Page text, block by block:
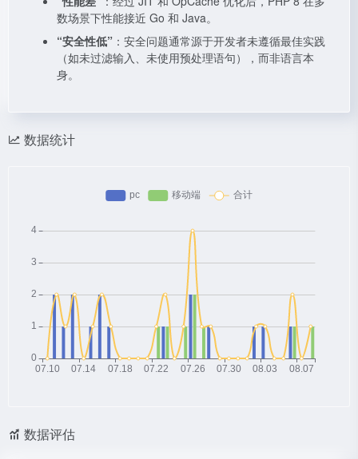
数场景下性能接近 Go 和 Java。
“安全性低” ：安全问题通常源于开发者未遵循最佳实践
（如未过滤输入、未使用预处理语句），而非语言本
身。
数据统计
数据评估